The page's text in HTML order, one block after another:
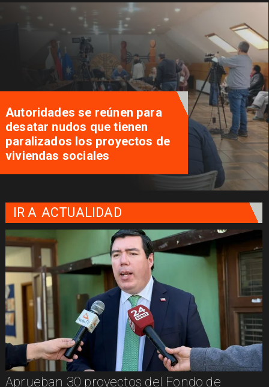
Autoridades se reúnen para
desatar nudos que tienen
paralizados los proyectos de
viviendas sociales
IR A ACTUALIDAD
Aprueban 30 proyectos del Fondo de